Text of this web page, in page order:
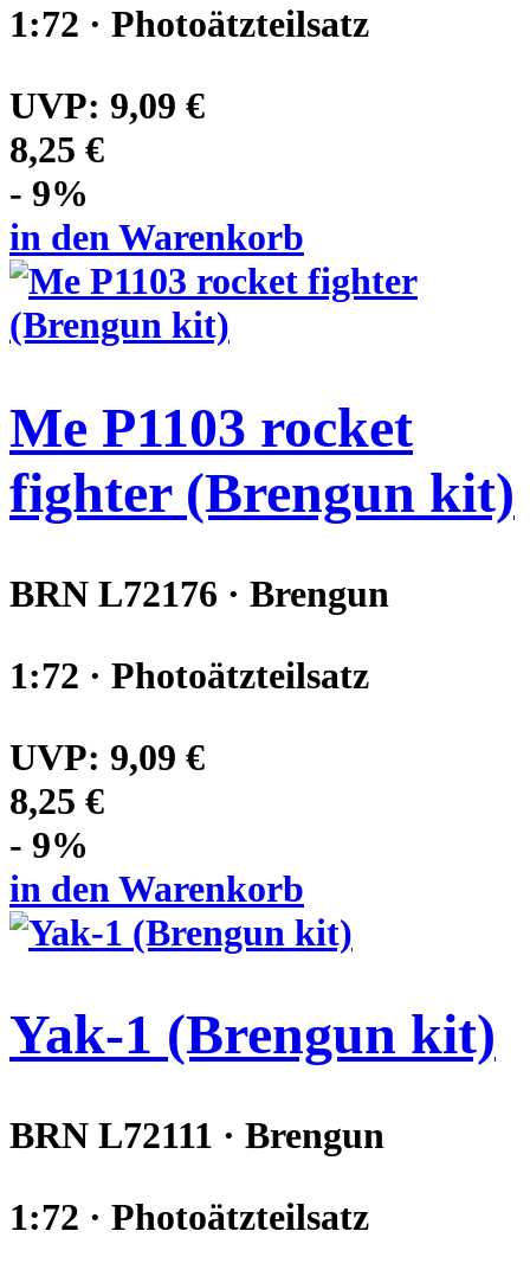
1:72 · Photoätzteilsatz
UVP: 9,09 €
8,25 €
- 9%
in den Warenkorb
Me P1103 rocket
fighter (Brengun kit)
BRN L72176 · Brengun
1:72 · Photoätzteilsatz
UVP: 9,09 €
8,25 €
- 9%
in den Warenkorb
Yak-1 (Brengun kit)
BRN L72111 · Brengun
1:72 · Photoätzteilsatz